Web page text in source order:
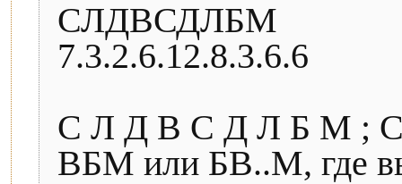
СЛДВСДЛБМ
7.3.2.6.12.8.3.6.6
С Л Д В С Д Л Б М ;
ВБМ или БВ..М, где